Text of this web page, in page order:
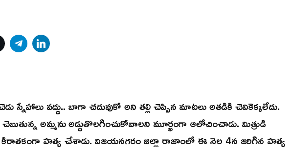
TwitterTelegram
స్నేహాలు వద్దు.. బాగా చదువుకో అని తల్లి చెప్పిన మాటలు అతడికి చెవికెక్కలేదు.
అమ్మను అడ్డుతొలగించుకోవాలని మూర్ఖంగా ఆలోచించాడు. మిత్రుడి
హత్య చేశాడు. విజయనగరం జిల్లా రాజాంలో ఈ నెల 4న జరిగిన హత్య